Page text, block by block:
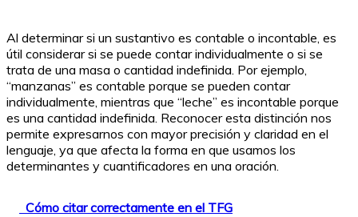
Al determinar si un sustantivo es contable o incontable, es
útil considerar si se puede contar individualmente o si se
trata de una masa o cantidad indefinida. Por ejemplo,
“manzanas” es contable porque se pueden contar
individualmente, mientras que “leche” es incontable porque
es una cantidad indefinida. Reconocer esta distinción nos
permite expresarnos con mayor precisión y claridad en el
lenguaje, ya que afecta la forma en que usamos los
determinantes y cuantificadores en una oración.
Cómo citar correctamente en el TFG